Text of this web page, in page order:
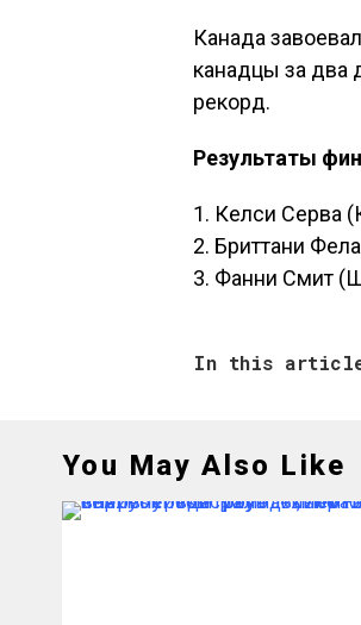
Канада
канадцы за два
рекорд.
Результаты
1. Келси Серва
2. Бриттани
3. Фанни Смит
In this
You May Also Like